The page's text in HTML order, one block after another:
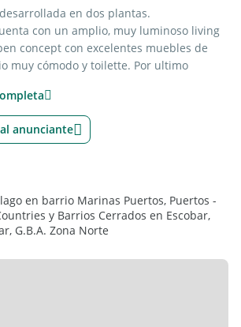
en dos plantas.
con un amplio, muy luminoso living
concept con excelentes muebles de
muy cómodo y toilette. Por ultimo
encontramos con 3 suite junior con
y por ultimo una master suite con
con borde infinito.
excelentes terminaciones, calefacción por
con detalles de lujo.
anunciante
en barrio Marinas Puertos, Puertos -
y Barrios Cerrados en Escobar,
G.B.A. Zona Norte